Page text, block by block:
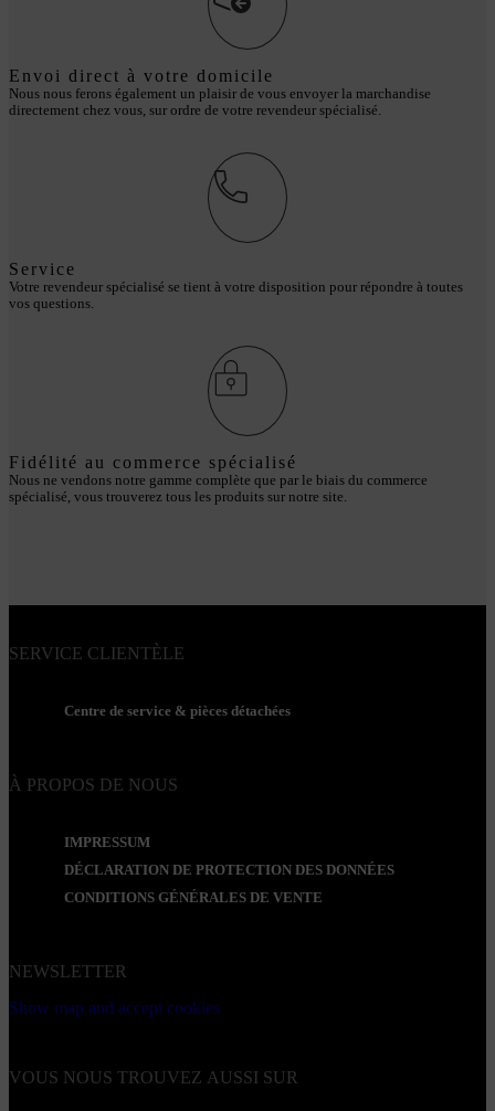
Envoi direct à votre domicile
Nous nous ferons également un plaisir de vous envoyer la marchandise
directement chez vous, sur ordre de votre revendeur spécialisé.
Service
Votre revendeur spécialisé se tient à votre disposition pour répondre à toutes
vos questions.
Fidélité au commerce spécialisé
Nous ne vendons notre gamme complète que par le biais du commerce
spécialisé, vous trouverez tous les produits sur notre site.
SERVICE CLIENTÈLE
Centre de service & pièces détachées
À PROPOS DE NOUS
IMPRESSUM
DÉCLARATION DE PROTECTION DES DONNÉES
CONDITIONS GÉNÉRALES DE VENTE
NEWSLETTER
Show map and accept cookies
VOUS NOUS TROUVEZ AUSSI SUR